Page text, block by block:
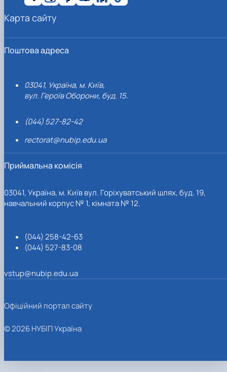
Поштова адреса
03041, Україна, м. Київ,
вул. Героїв Оборони, буд. 15.
(044) 527-82-42
rectorat@nubip.edu.ua
Приймальна комісія
03041, Україна, м. Київ вул. Горіхуватський шлях, буд. 19,
навчальний корпус № 1, кімната № 12.
(044) 258-42-63
(044) 527-83-08
vstup@nubip.edu.ua
Карта сайту
Офіційний портал сайту
© 2026 НУБІП Україна